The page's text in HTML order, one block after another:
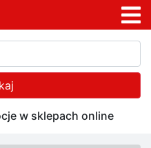
w sklepach online